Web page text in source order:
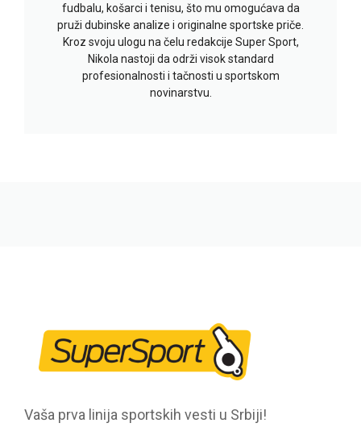
fudbalu, košarci i tenisu, što mu omogućava da
pruži dubinske analize i originalne sportske priče.
Kroz svoju ulogu na čelu redakcije Super Sport,
Nikola nastoji da održi visok standard
profesionalnosti i tačnosti u sportskom
novinarstvu.
Vaša prva linija sportskih vesti u Srbiji!